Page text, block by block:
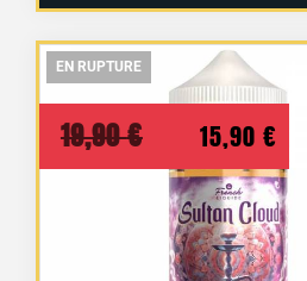
EN RUPTURE
EN RUPTURE
19,90€
Le
prix
initial
était :
15,90 €
prix
EN RUPTURE